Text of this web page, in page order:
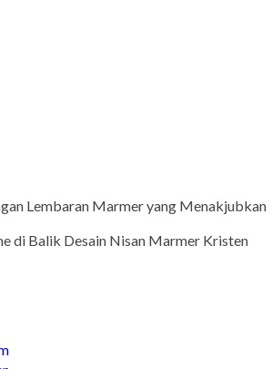
Lembaran Marmer yang Menakjubkan
di Balik Desain Nisan Marmer Kristen